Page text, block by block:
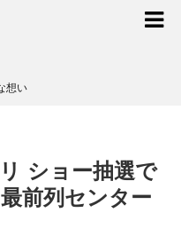
想い
ショー抽選で
前列センター